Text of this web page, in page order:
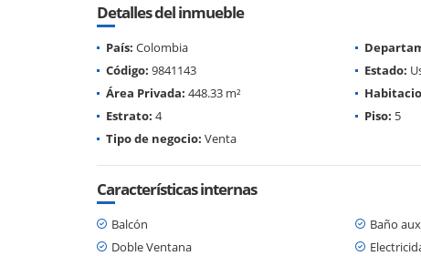
Detalles del inmueble
País: Colombia
Código: 9841143 Estado:
Área Privada: 448.33 m²
Estrato: 4 Piso: 5
Tipo de negocio: Venta
Características internas
Balcón Baño
Doble Ventana